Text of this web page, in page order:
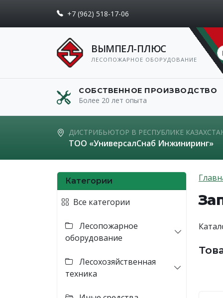
+7 (962) 518-17-06
ВЫМПЕЛ-ПЛЮС
ЛЕСОПОЖАРНОЕ ОБОРУДОВАНИЕ
СОБСТВЕННОЕ ПРОИЗВОДСТВО
Более 20 лет опыта
ДИСТРИБЬЮТОР В РЕСПУБЛИКЕ
ТОО «УниверсалСнаб Инжиниринг»
Категории
Все категории
Лесопожарное
оборудование
Лесохозяйственная
техника